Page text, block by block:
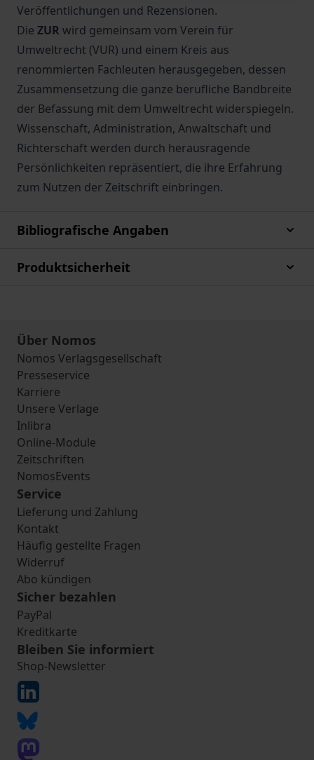
Veröffentlichungen und Rezensionen.
Die ZUR wird gemeinsam vom Verein für
Umweltrecht (VUR) und einem Kreis aus
renommierten Fachleuten herausgegeben, dessen
Zusammensetzung die ganze berufliche Bandbreite
der Befassung mit dem Umweltrecht widerspiegeln.
Wissenschaft, Administration, Anwaltschaft und
Richterschaft werden durch herausragende
Persönlichkeiten repräsentiert, die ihre Erfahrung
zum Nutzen der Zeitschrift einbringen.
Bibliografische Angaben
Produktsicherheit
Über Nomos
Nomos Verlagsgesellschaft
Presseservice
Karriere
Unsere Verlage
Inlibra
Online-Module
Zeitschriften
NomosEvents
Service
Lieferung und Zahlung
Kontakt
Häufig gestellte Fragen
Widerruf
Abo kündigen
Sicher bezahlen
PayPal
Kreditkarte
Bleiben Sie informiert
Shop-Newsletter